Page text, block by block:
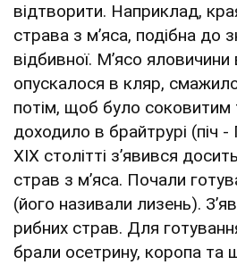
відтворити. Наприклад,
страва з м’яса, подібна до
відбивної. М’ясо яловичини
опускалося в кляр,
потім, щоб було соковитим
доходило в брайтрурі (піч -
XIX столітті з’явився
страв з м’яса. Почали
(його називали лизень).
рибних страв. Для
брали осетрину, коропа та